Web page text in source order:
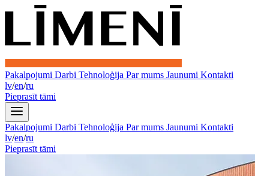
Pakalpojumi Darbi Tehnoloģija Par mums Jaunumi Kontakti
lv/en/ru
Pieprasīt tāmi
Pakalpojumi Darbi Tehnoloģija Par mums Jaunumi Kontakti
lv/en/ru
Pieprasīt tāmi